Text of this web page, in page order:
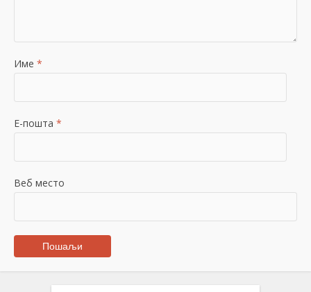
Име *
Е-пошта *
Веб место